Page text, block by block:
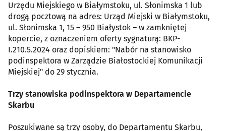
Urzędu Miejskiego w Białymstoku, ul. Słonimska 1 lub
drogą pocztową na adres: Urząd Miejski w Białymstoku,
ul. Słonimska 1, 15 – 950 Białystok – w zamkniętej
kopercie, z oznaczeniem oferty sygnaturą: BKP-
I.210.5.2024 oraz dopiskiem: "Nabór na stanowisko
podinspektora w Zarządzie Białostockiej Komunikacji
Miejskiej" do 29 stycznia.
Trzy stanowiska podinspektora w Departamencie
Skarbu
Poszukiwane są trzy osoby, do Departamentu Skarbu,